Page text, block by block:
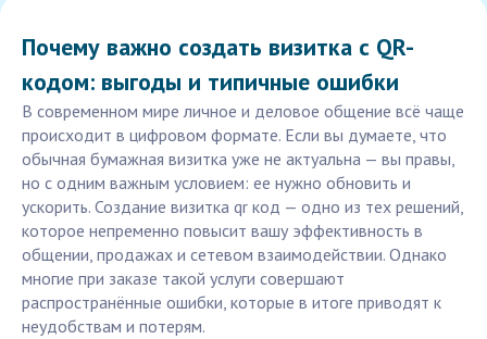
Почему важно создать визитка с QR-
кодом: выгоды и типичные ошибки
В современном мире личное и деловое общение всё чаще
происходит в цифровом формате. Если вы думаете, что
обычная бумажная визитка уже не актуальна — вы правы,
но с одним важным условием: ее нужно обновить и
ускорить. Создание визитка qr код — одно из тех решений,
которое непременно повысит вашу эффективность в
общении, продажах и сетевом взаимодействии. Однако
многие при заказе такой услуги совершают
распространённые ошибки, которые в итоге приводят к
неудобствам и потерям.